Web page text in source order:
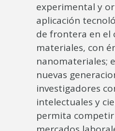
experimental y
aplicación
de frontera en el
materiales, con
nanomateriales;
nuevas
investigadores
intelectuales y
permita